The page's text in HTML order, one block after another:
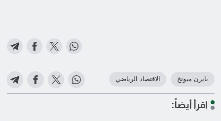
بايرن ميونخ الاقتصاد الرياضي
اقرأ أيضاً: